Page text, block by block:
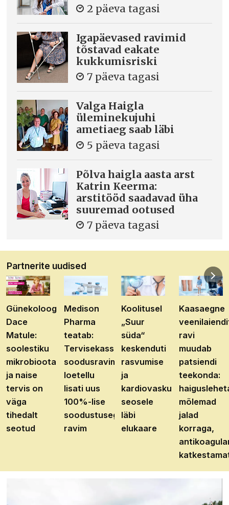
2 päeva tagasi
Igapäevased ravimid
tõstavad eakate
kukkumisriski
7 päeva tagasi
Valga Haigla
üleminekujuhi
ametiaeg saab läbi
5 päeva tagasi
Põlva haigla aasta arst
Katrin Keerma:
arstitööd saadavad üha
suuremad ootused
7 päeva tagasi
Partnerite uudised
Günekoloog
Dace
Matule:
soolestiku
mikrobioota
ja naise
tervis on
väga
tihedalt
seotud
Medison
Pharma
teatab:
Tervisekassa
soodusravimite
loetellu
lisati uus
100%-lise
soodustusega
ravim
Koolitusel
„Suur
süda“
keskenduti
rasvumise
ja
kardiovaskulaarhaiguste
seosele
läbi
elukaare
Kaasaegne
ravi
muudab
patsiendi
teekonda:
mõlemad
jalad
korraga,